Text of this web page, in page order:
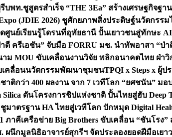
บพท.ชูสูตรสำเร็จ “THE 3Ea” สร้างเศรษฐกิจฐ
(JDIE 2026) ชูศักยภาพสิ่งประดิษฐ์นวัตกรร
ดศูนย์เรียนรู้โดรนที่อุทัยธานี ปั้นเยาวชนสู่ทักษะ
ดี ครีเอชัน” จับมือ FORRU มช. นำทัพอาสา “ป่า
ม MOU ขับเคลื่อนงานวิจัย พลิกอนาคตไทย ฝ่า
เคลื่อนนวัตกรรมพัฒนาชุมชนTPQI x Steps x ผู้
ติกว่า 400 ผลงาน จาก 7 เวทีโลก “ยศชนัน” มอ
Silica ดันโครงการชิปแห่งชาติ ปั้นไทยสู่ฮับ Deep
มาตรฐาน HA ไทยสู่เวทีโลก ปักหมุด Digital
ภาคีเครือข่าย Big Brothers ขับเคลื่อน “ชันโรง
ผนึกมูลนิธิอาจารย์สุกรีฯ จัดประลองยอดฝีมือเย